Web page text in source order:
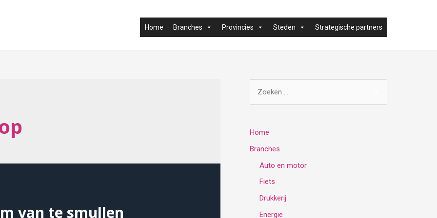
Home Branches Provincies Steden Strategische partners
van te smullen
k
e
Home
Branches
Auto en motor
Fiets
Drukkerij
Energie